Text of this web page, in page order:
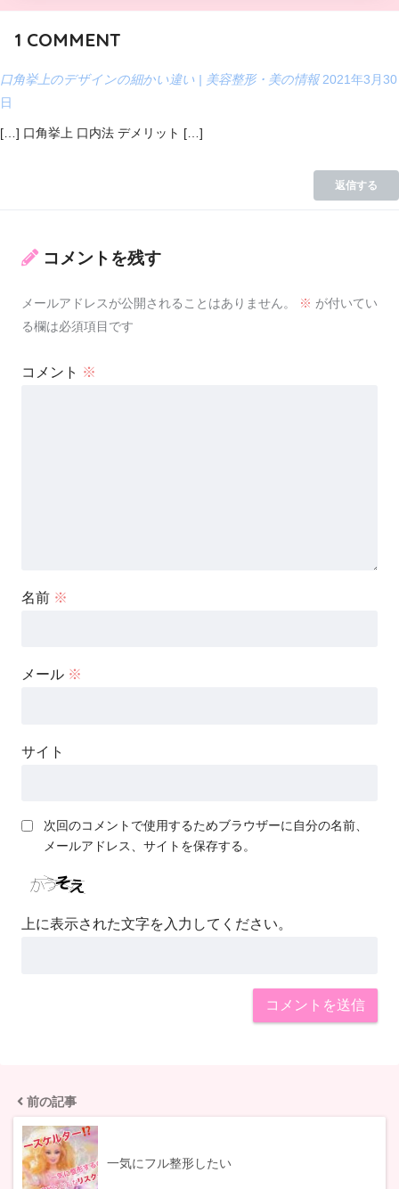
1 COMMENT
口角挙上のデザインの細かい違い | 美容整形・美の情報 2021年3月30
日
[…] 口角挙上 口内法 デメリット […]
返信する
コメントを残す
メールアドレスが公開されることはありません。 ※ が付いてい
る欄は必須項目です
コメント ※
名前 ※
メール ※
サイト
次回のコメントで使用するためブラウザーに自分の名前、
メールアドレス、サイトを保存する。
上に表示された文字を入力してください。
前の記事
一気にフル整形したい